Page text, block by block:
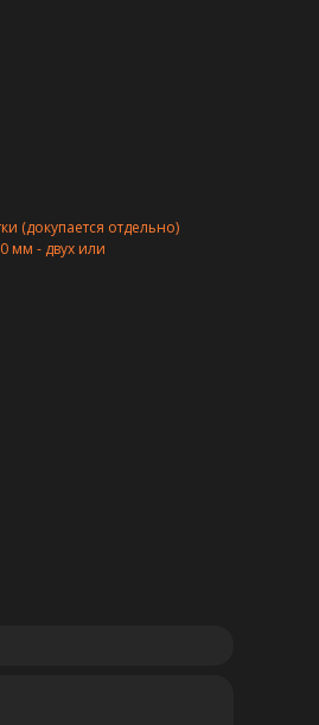
(докупается отдельно)
мм - двух или